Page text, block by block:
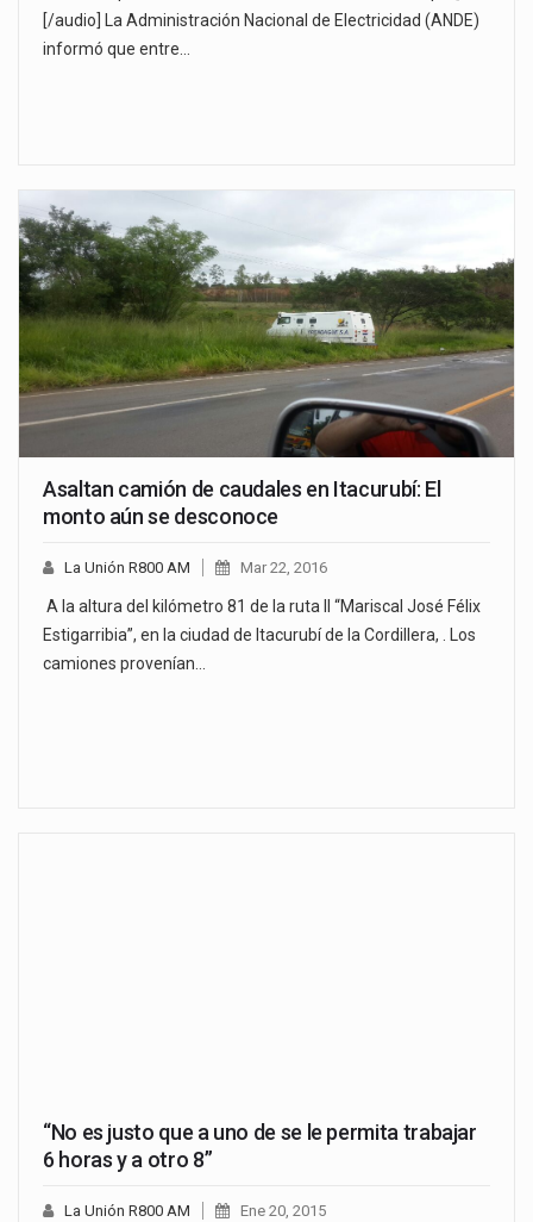
[/audio] La Administración Nacional de Electricidad (ANDE)
informó que entre…
Asaltan camión de caudales en Itacurubí: El
monto aún se desconoce
La Unión R800 AM Mar 22, 2016
A la altura del kilómetro 81 de la ruta II “Mariscal José Félix
Estigarribia”, en la ciudad de Itacurubí de la Cordillera, . Los
camiones provenían…
“No es justo que a uno de se le permita trabajar
6 horas y a otro 8”
La Unión R800 AM Ene 20, 2015